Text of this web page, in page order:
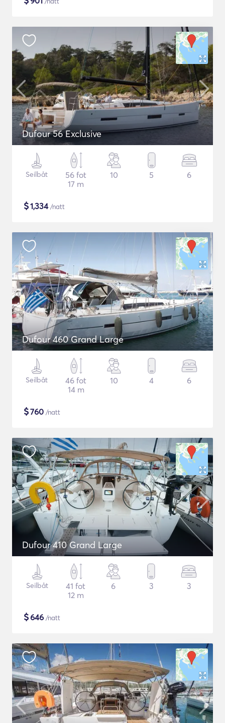
Dufour 56 Exclusive
Seilbåt
56 fot
17 m
10 5 6
$1,334/natt
Dufour 460 Grand Large
Seilbåt
46 fot
14 m
10 4 6
$760 /natt
Dufour 410 Grand Large
Seilbåt
41 fot
12 m
6 3 3
$646 /natt